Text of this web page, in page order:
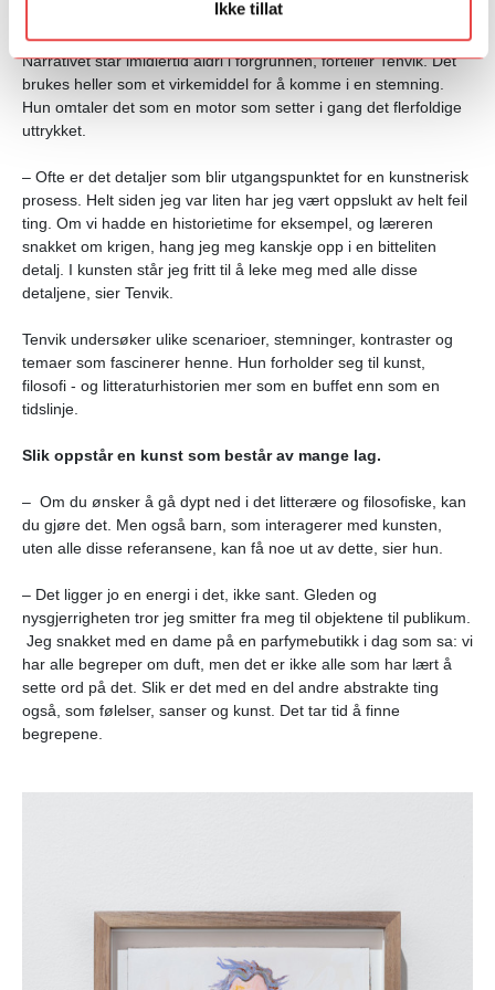
Ikke tillat
Narrativet står imidlertid aldri i forgrunnen, forteller Tenvik. Det
brukes heller som et virkemiddel for å komme i en stemning
Hun omtaler det som en motor som setter i gang det flerfoldige
uttrykket.
– Ofte er det detaljer som blir utgangspunktet for en kunstnerisk
prosess. Helt siden jeg var liten har jeg vært oppslukt av helt feil
ting. Om vi hadde en historietime for eksempel, og læreren
snakket om krigen, hang jeg meg kanskje opp i en bitteliten
detalj. I kunsten står jeg fritt til å leke meg med alle disse
detaljene, sier Tenvik.
Tenvik undersøker ulike scenarioer, stemninger, kontraster og
temaer som fascinerer henne. Hun forholder seg til kunst,
filosofi - og litteraturhistorien mer som en buffet enn som en
tidslinje.
Slik oppstår en kunst som består av mange lag.
– Om du ønsker å gå dypt ned i det litterære og filosofiske, kan
du gjøre det. Men også barn, som interagerer med kunsten,
uten alle disse referansene, kan få noe ut av dette, sier hun.
– Det ligger jo en energi i det, ikke sant. Gleden og
nysgjerrigheten tror jeg smitter fra meg til objektene til publikum.
Jeg snakket med en dame på en parfymebutikk i dag som sa: vi
har alle begreper om duft, men det er ikke alle som har lært å
sette ord på det. Slik er det med en del andre abstrakte ting
også, som følelser, sanser og kunst. Det tar tid å finne
begrepene.